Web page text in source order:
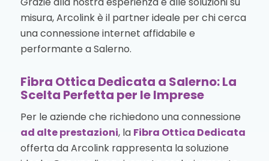
misura, Arcolink è il partner ideale per chi cerca
una connessione internet affidabile e
performante a Salerno.
Fibra Ottica Dedicata a Salerno: La
Scelta Perfetta per le Imprese
Per le aziende che richiedono una connessione
ad alte prestazioni, la Fibra Ottica Dedicata
offerta da Arcolink rappresenta la soluzione